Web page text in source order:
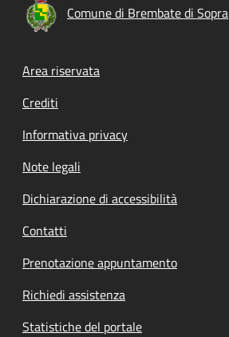
Comune di Brembate di Sopra
Footer menu
Area riservata
Crediti
Informativa privacy
Note legali
Dichiarazione di accessibilità
Contatti
Prenotazione appuntamento
Richiedi assistenza
Statistiche del portale